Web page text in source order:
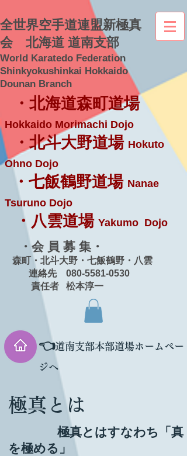
全世界空手道連盟新極真
会 北海道 道南支部
World Karatedo Federation
Shinkyokushinkai Hokkaido
Dounan Branch
・北海道森町道場
Hokkaido Morimachi Dojo
・北斗大野道場 Hokuto
Ohno Dojo
・七飯鶴野道場 Nanae
Tsuruno Dojo
・八雲道場 Yakumo Dojo
・会 員 募 集・
森町・北斗大野・七飯鶴野・八雲
連絡先 080-5581-0530
責任者 松本淳一
👈道南支部本部道場ホームペー
ジへ
極真とは
極真とはすなわち「真
を極める」